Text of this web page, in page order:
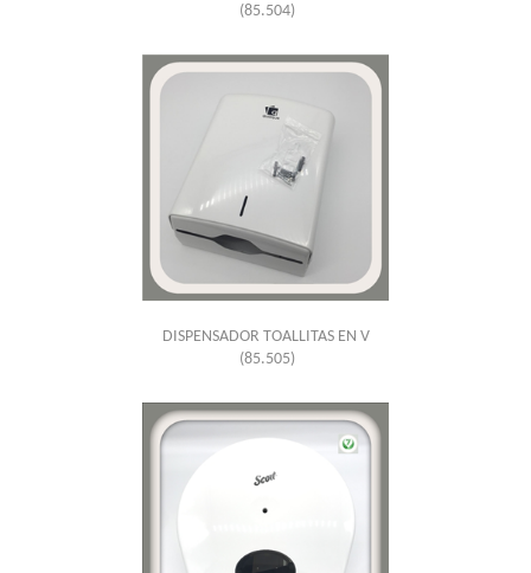
(85.504)
DISPENSADOR TOALLITAS EN V
(85.505)